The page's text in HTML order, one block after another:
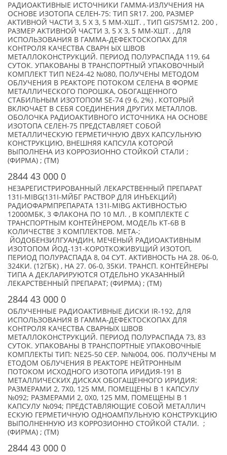
РАДИОАКТИВНЫЕ ИСТОЧНИКИ ГАММА-ИЗЛУЧЕНИЯ НА
ОСНОВЕ ИЗОТОПА СЕЛЕН-75: ТИП SR17. 200, РАЗМЕР
АКТИВНОЙ ЧАСТИ 3, 5 Х 3, 5 ММ-XШТ. , ТИП GIS75M12. 200 ,
РАЗМЕР АКТИВНОЙ ЧАСТИ 3, 5 Х 3, 5 ММ-XШТ. , ДЛЯ
ИСПОЛЬЗОВАНИЯ В ГАММА-ДЕФЕКТОСКОПАХ ДЛЯ
КОНТРОЛЯ КАЧЕСТВА СВАРН ЫХ ШВОВ
МЕТАЛЛОКОНСТРУКЦИЙ. ПЕРИОД ПОЛУРАСПАДА 119, 64
СУТОК. УПАКОВАНЫ В ТРАНСПОРТНЫЙ УПАКОВОЧНЫЙ
КОМПЛЕКТ ТИП NE24-42 №080, ПОЛУЧЕНЫ МЕТОДОМ
ОБЛУЧЕНИЯ В РЕАКТОРЕ ПОТОКОМ СЕЛЕНА В ФОРМЕ
МЕТАЛЛИЧЕСКОГО ПОРОШКА, ОБОГАЩЕННОГО
СТАБИЛЬНЫМ ИЗОТОПОМ SE-74 (9 6, 2%) , КОТОРЫЙ
ВКЛЮЧАЕТ В СЕБЯ СОЕДИНЕНИЯ ДРУГИХ МЕТАЛЛОВ.
ОБОЛОЧКА РАДИОАКТИВНОГО ИСТОЧНИКА НА ОСНОВЕ
ИЗОТОПА СЕЛЕН-75 ПРЕДСТАВЛЯЕТ СОБОЙ
МЕТАЛЛИЧЕСКУЮ ГЕРМЕТИЧНУЮ ДВУХ КАПСУЛЬНУЮ
КОНСТРУКЦИЮ, ВНЕШНЯЯ КАПСУЛА КОТОРОЙ
ВЫПОЛНЕНА ИЗ КОРРОЗИОННО СТОЙКОЙ СТАЛИ ;
(ФИРМА) ; (TM)
2844 43 000 0
НЕЗАРЕГИСТРИРОВАННЫЙ ЛЕКАРСТВЕННЫЙ ПРЕПАРАТ
131I-MIBG(131I-МЙБГ РАСТВОР ДЛЯ ИНЪЕКЦИЙ)
РАДИОФАРМПРЕПАРАТА 131I-MIBG АКТИВНОСТЬЮ
12000МБК, 3 ФЛАКОНА ПО 10 МЛ. , В КОМПЛЕКТЕ С
ТРАНСПОРТНЫМ КОНТЕЙНЕРОМ, МОДЕЛЬ КТ-6В В
КОЛИЧЕСТВЕ 3 КОМПЛЕКТОВ. МЕТА-;
ЙОДОБЕНЗИЛГУАНДИН, МЕЧЕНЫЙ РАДИОАКТИВНЫМ
ИЗОТОПОМ ЙОД-131-КОРОТКОЖИВУЩИЙ ИЗОТОП,
ПЕРИОД ПОЛУРАСПАДА 8, 04 СУТ. АКТИВНОСТЬ НА 28. 06-0,
324КИ. (12ГБК) , НА 27. 06-0, 35КИ. ТРАНСП. КОНТЕЙНЕРЫ
ТИПА А ДЕКЛАРИРУЮТСЯ ОТДЕЛЬНО УКАЗАННЫЙ
ЛЕКАРСТВЕННЫЙ ПРЕПАРАТ; (ФИРМА) ; (TM)
2844 43 000 0
ОБЛУЧЕННЫЕ РАДИОАКТИВНЫЕ ДИСКИ IR-192, ДЛЯ
ИСПОЛЬЗОВАНИЯ В ГАММА-ДЕФЕКТОСКОПАХ ДЛЯ
КОНТРОЛЯ КАЧЕСТВА СВАРНЫХ ШВОВ
МЕТАЛЛОКОНСТРУКЦИЙ. ПЕРИОД ПОЛУРАСПАДА 73, 83
СУТОК. УПАКОВАНЫ В ТРАНСПОРТНЫЕ УПАКОВОЧНЫЕ
КОМПЛЕКТЫ ТИП: NE25-50 СЕР. №№004, 006. ПОЛУЧЕНЫ М
ЕТОДОМ ОБЛУЧЕНИЯ В РЕАКТОРЕ НЕЙТРОННЫМ
ПОТОКОМ ИСХОДНОГО ИЗОТОПА ИРИДИЯ-191 В
МЕТАЛЛИЧЕСКИХ ДИСКАХ ОБОГАЩЕННОГО ИРИДИЯ:
РАЗМЕРАМИ 2, 7Х0, 125 ММ, ПОМЕЩЕНЫ В 1 КАПСУЛУ
№092; РАЗМЕРАМИ 2, 0Х0, 125 ММ, ПОМЕЩЕНЫ В 1
КАПСУЛУ №094; ПРЕДСТАВЛЯЮЩИЕ СОБОЙ МЕТАЛЛИЧ
ЕСКУЮ ГЕРМЕТИЧНУЮ ОДНОАМПУЛЬНУЮ КОНСТРУКЦИЮ
ВЫПОЛНЕННУЮ ИЗ КОРРОЗИОННО СТОЙКОЙ СТАЛИ. ;
(ФИРМА) ; (TM)
2844 43 000 0